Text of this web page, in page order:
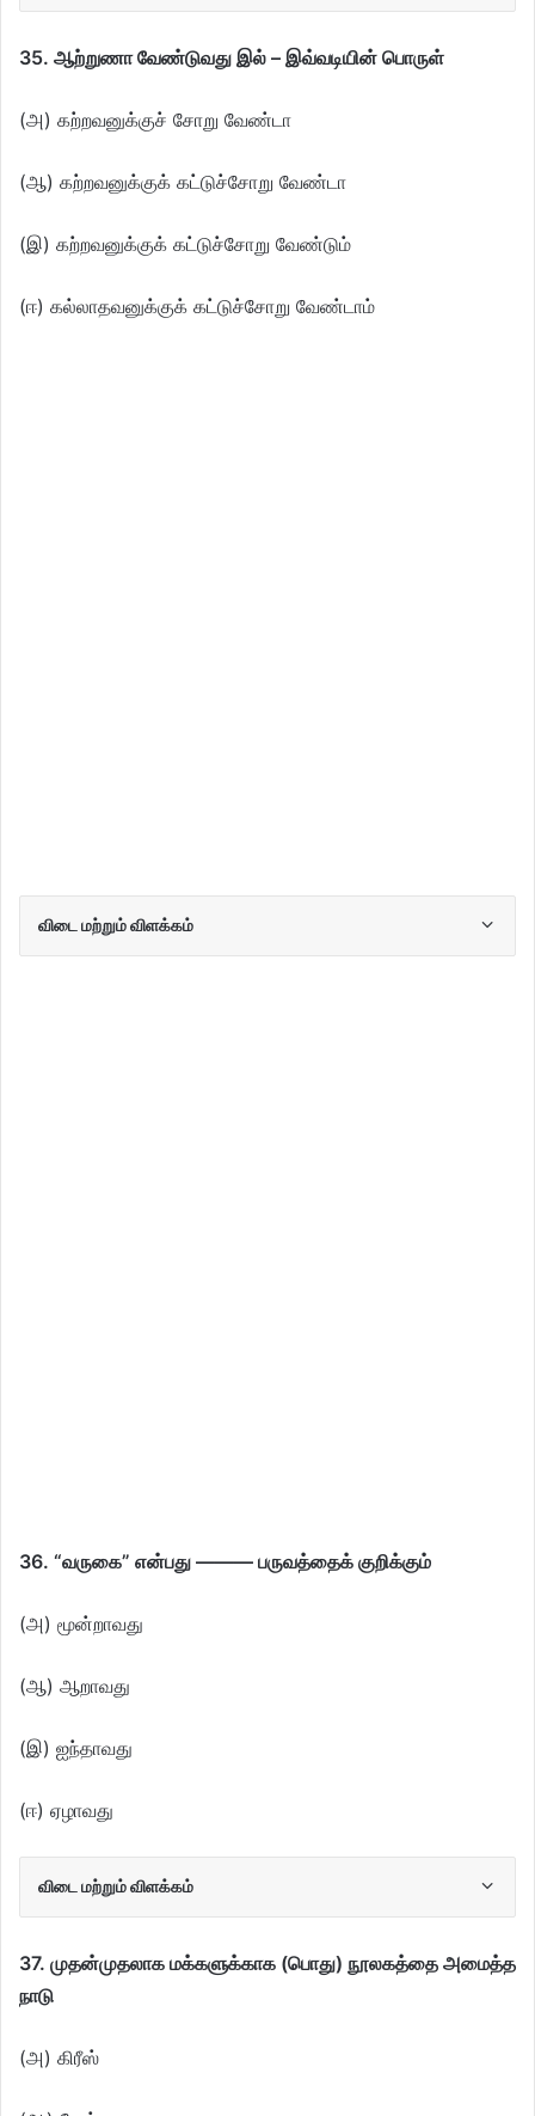
35. ஆற்றுணா வேண்டுவது இல் – இவ்வடியின் பொருள்
(அ) கற்றவனுக்குச் சோறு வேண்டா
(ஆ) கற்றவனுக்குக் கட்டுச்சோறு வேண்டா
(இ) கற்றவனுக்குக் கட்டுச்சோறு வேண்டும்
(ஈ) கல்லாதவனுக்குக் கட்டுச்சோறு வேண்டாம்
விடை மற்றும் விளக்கம்
36. “வருகை” என்பது ——— பருவத்தைக் குறிக்கும்
(அ) மூன்றாவது
(ஆ) ஆறாவது
(இ) ஐந்தாவது
(ஈ) ஏழாவது
விடை மற்றும் விளக்கம்
37. முதன்முதலாக மக்களுக்காக (பொது) நூலகத்தை அமைத்த
நாடு
(அ) கிரீஸ்